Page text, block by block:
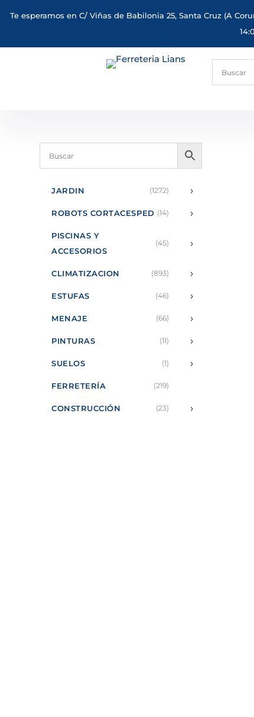
Te esperamos en C/ Viñas de Babilonia 25, Santa Cruz (A
JARDIN (1272) ›
ROBOTS CORTACESPED (14) ›
PISCINAS Y
ACCESORIOS
(45) ›
CLIMATIZACION (893) ›
ESTUFAS (46) ›
MENAJE (66) ›
PINTURAS (11) ›
SUELOS (1) ›
FERRETERÍA (219)
CONSTRUCCIÓN (23) ›